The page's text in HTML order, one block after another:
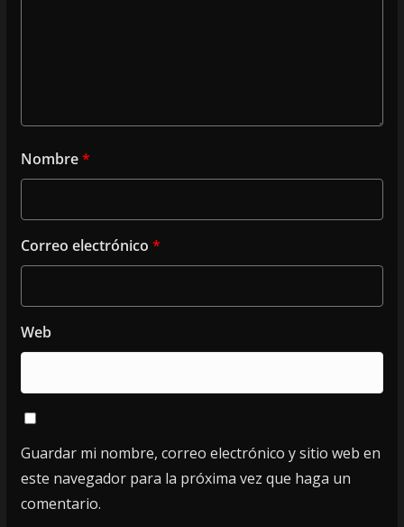
Nombre*
Correo electrónico *
Web
Guardar mi nombre, correo electrónico y sitio web en
este navegador para la próxima vez que haga un
comentario.